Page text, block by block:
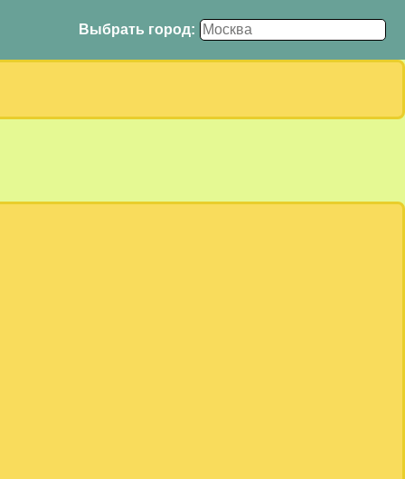
Выбрать город: